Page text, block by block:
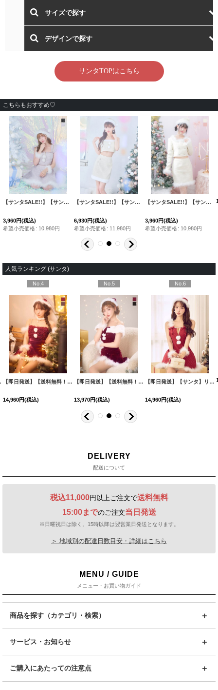
こちらもおすすめ♡
SS118YNdzwj-24NR-1] [SM093YN-23YM-1]
【サンタSALE!!】【サンタコス 4点セット】【S-Lサイズ/2カラー】チェーンモチーフフロントジップツイードフレアサンタコスプレ[HC02]
3,960円(税込)
希望小売価格: 10,980円
【サンタSALE!!】【サンタコス 5点セット】【XS-Lサイズ/1カラー】ジャケット付きツイードセットアップサンタ[HC02]
6,930円(税込)
希望小売価格: 11,980円
【サンタSALE!!】【サンタコス 3点セット】【XS-Lサイズ/2カラー】ロングスリーブツイードサンタコスプレ[HC02]
3,960円(税込)
希望小売価格: 10,980円
人気ランキング (サンタ)
[SS-164-YN-dzw-
[SS-
[HC03]三上悠亜着用
No.4
【即日発送】【送料無料！】【サンタ】チュールフリルオフショルセットアップサンタコスプレ【コスプレ6点セット】【XS-Lサイズ/2カラー】[HC03]三上悠亜着用
14,960円(税込)
No.5
【即日発送】【送料無料！】【サンタ】オフショルファービジューマーメイドサンタコスプレ【コスプレ4点セット】【XS-Lサイズ/2カラー】[HC03]明日花キララ着用
13,970円(税込)
No.6
【即日発送】【サンタ】リボンファーサンタコスプレ【コスプレ4点セット】【XS-XLサイズ/2カラー】[HC03]三上悠亜着用
14,960円(税込)
DELIVERY
配送について
税込11,000円以上ご注文で送料無料
15:00までのご注文当日発送
※日曜祝日は除く。15時以降は翌営業日発送となります。
＞ 地域別の配達日数目安・詳細はこちら
MENU / GUIDE
メニュー・お買い物ガイド
商品を探す（カテゴリ・検索）
サービス・お知らせ
ご購入にあたっての注意点